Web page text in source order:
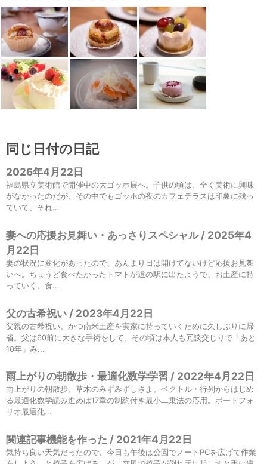
同じ日付の日記
2026年4月22日
福島県立美術館で開催中の大ゴッホ展へ。子供の頃は、全く美術に興味
がなかったのだが、その中でもゴッホの夜のカフェテラスは印象に残っ
ていて、それ...
妻への応援お見舞い・あっさりスペシャル / 2025年4
月22日
妻の状況に変化があったので、あんまり日は開けてないけど応援お見舞
いへ。ちょうど食べたかったトマトが道の駅に出たようで、お土産に持
っていく。食...
父の古希祝い / 2023年4月22日
父親の古希祝い、かつ南米土産を実家に持っていくために久しぶりに帰
省。父は60前に大きな手術をして、その頃は本人も冗談交じりで「あと
10年」み...
雨上がりの朝散歩・最適化数学学習 / 2022年4月22日
雨上がりの朝散歩。草木のみずみずしさよ。ベクトル・行列からはじめ
る最適化数学読み進めは17章の制約付き最小二乗法の応用。ポートフォ
リオ最適化...
関連記事機能を作った / 2021年4月22日
気持ち良い天気だったので、今日も午後は公園でノートPCを広げて作業